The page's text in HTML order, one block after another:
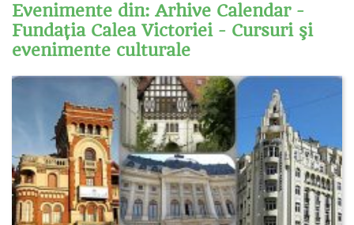
Evenimente din: Arhive Calendar -
Fundaţia Calea Victoriei - Cursuri şi
evenimente culturale